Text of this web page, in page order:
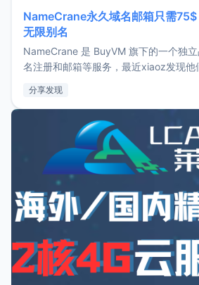
NameCrane永久域名邮箱只需
无限别名
NameCrane 是 BuyVM 旗下的一个独
名注册和邮箱等服务，最近xiaoz发现他
又实惠的域名邮箱，不妨尝试一下
NameCraneNameCrane不支持直接注
分享发现